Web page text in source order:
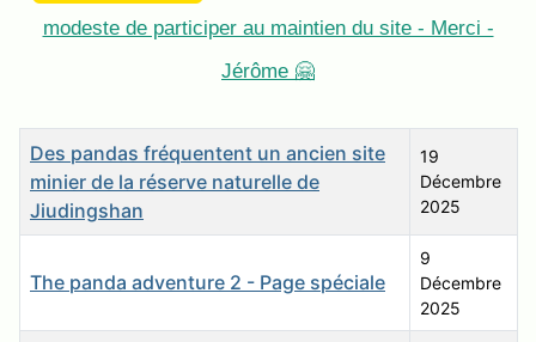
modeste de participer au maintien du site - Merci -
Jérôme 🤗
Titre Date de publication
Des pandas fréquentent un ancien site
minier de la réserve naturelle de
Jiudingshan
19
Décembre
2025
The panda adventure 2 - Page spéciale
9
Décembre
2025